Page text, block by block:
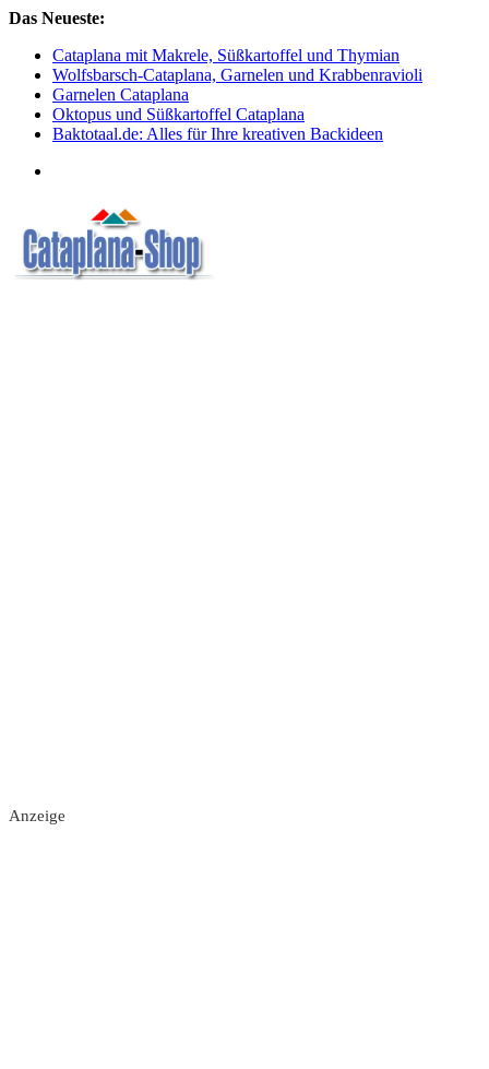
Skip
content
Das Neueste:
Cataplana mit Makrele, Süßkartoffel und Thymian
Wolfsbarsch-Cataplana, Garnelen und Krabbenravioli
Garnelen Cataplana
Oktopus und Süßkartoffel Cataplana
Baktotaal.de: Alles für Ihre kreativen Backideen
Anzeige